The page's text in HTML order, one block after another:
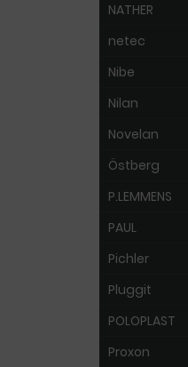
NATHER
netec
Nibe
Nilan
Novelan
Östberg
P.LEMMENS
PAUL
Pichler
Pluggit
POLOPLAST
Proxon